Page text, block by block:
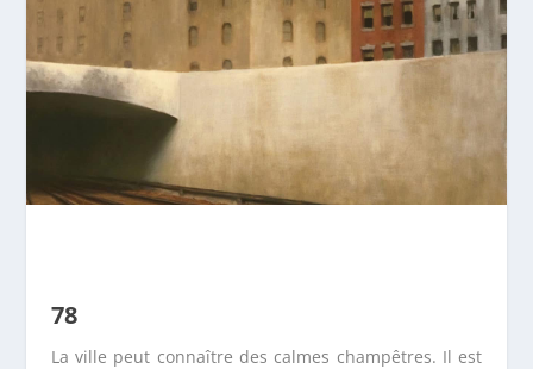
78
La ville peut connaître des calmes champêtres. Il est